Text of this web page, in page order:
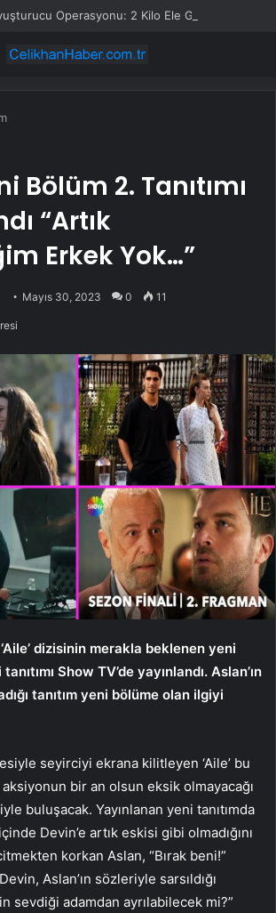
Operasyonu: 2 Kilo Ele Geçirildi
Bölüm 2. Tanıtımı
“Artık
Erkek Yok…”
Mayıs 30, 2023 0 11
dizisinin merakla beklenen yeni
Show TV’de yayınlandı. Aslan’ın
tanıtım yeni bölüme olan ilgiyi
seyirciyi ekrana kilitleyen ‘Aile’ bu
bir an olsun eksik olmayacağı
buluşacak. Yayınlanan yeni tanıtımda
Devin’e artık eskisi gibi olmadığını
korkan Aslan, “Bırak beni!”
Aslan’ın sözleriyle sarsıldığı
sevdiği adamdan ayrılabilecek mi?”